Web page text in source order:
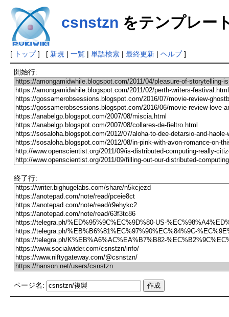
csnstzn をテンプレー
[ トップ] [ 新規 | 一覧| 単語検索| 最終更新| ヘルプ]
開始行:
終了行:
ページ名: